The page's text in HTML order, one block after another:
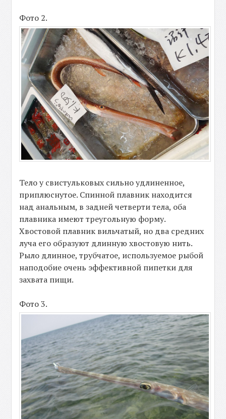
Фото 2.
Тело у свистульковых сильно удлиненное,
приплюснутое. Спинной плавник находится
над анальным, в задней четверти тела, оба
плавника имеют треугольную форму.
Хвостовой плавник вильчатый, но два средних
луча его образуют длинную хвостовую нить.
Рыло длинное, трубчатое, используемое рыбой
наподобие очень эффективной пипетки для
захвата пищи.
Фото 3.